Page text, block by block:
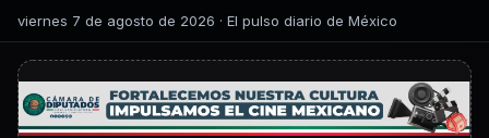
viernes 7 de agosto de 2026 · El pulso diario de México